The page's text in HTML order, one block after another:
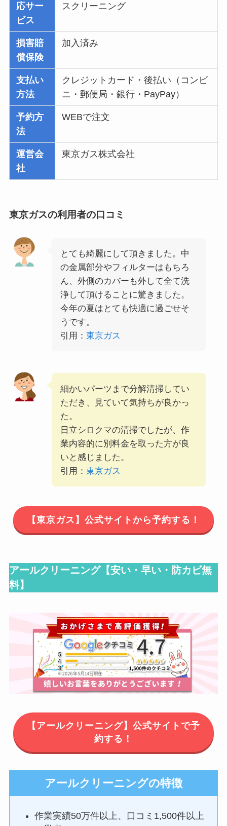
応サー
ビス
スクリーニング
損害賠
償保険
加入済み
支払い
方法
クレジットカード・後払い（コンビ
ニ・郵便局・銀行・PayPay）
予約方
法
WEBで注文
運営会
社
東京ガス株式会社
東京ガスの利用者の口コミ
とても綺麗にして頂きました。中
の金属部分やフィルターはもちろ
ん、外側のカバーも外して全て洗
浄して頂けることに驚きました。
今年の夏はとても快適に過ごせそ
うです。
引用： 東京ガス
細かいパーツまで分解清掃してい
ただき、見ていて気持ちが良かっ
た。
日立シロクマの清掃でしたが、作
業内容的に別料金を取った方が良
いと感じました。
引用： 東京ガス
【東京ガス】公式サイトから予約する！
アールクリーニング【安い・早い・防カビ無
料】
【アールクリーニング】公式サイトで予
約する！
アールクリーニングの特徴
作業実績50万件以上、口コミ1,500件以上